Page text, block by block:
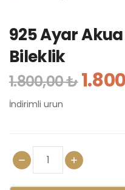
925 Ayar
Bileklik
1.800,00 ₺
İndirimli urun